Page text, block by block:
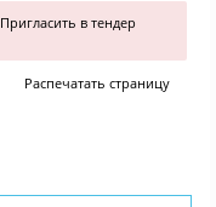
Пригласить в тендер
Распечатать страницу